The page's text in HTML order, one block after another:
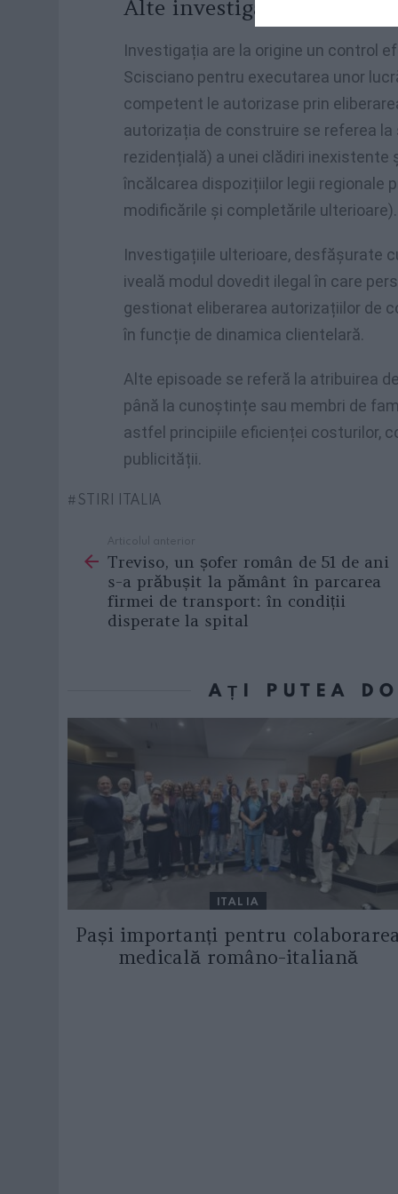
Alte investigații
Investigația are la origine un control
Scisciano pentru executarea unor
competent le autorizase prin
autorizația de construire se referea
rezidențială) a unei clădiri inexistente
încălcarea dispozițiilor legii regionale
modificările și completările ulterioare).
Investigațiile ulterioare, desfășurate
iveală modul dovedit ilegal în care
gestionat eliberarea autorizațiilor de
în funcție de dinamica clientelară.
Alte episoade se referă la atribuirea
până la cunoștințe sau membri de
astfel principiile eficienței costurilor,
publicității.
STIRI ITALIA
more
Articolul anterior
Treviso, un șofer român de 51 de ani
s-a prăbușit la pământ în parcarea
firmei de transport: în condiții
disperate la spital
AȚI PUTEA
ITALIA
Pași importanți pentru
medicală româno-italiană